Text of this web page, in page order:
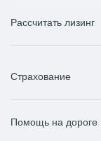
Рассчитать лизинг
Страхование
Помощь на дороге